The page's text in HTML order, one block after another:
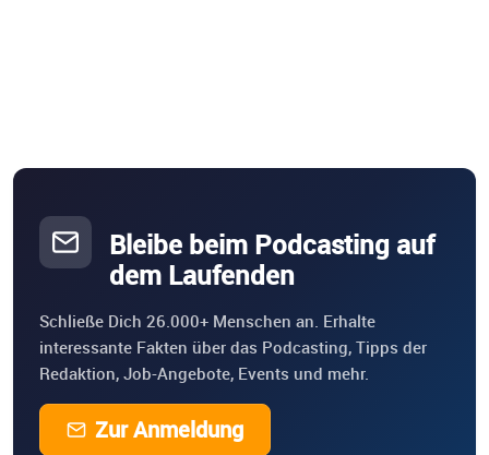
Bleibe beim Podcasting auf
dem Laufenden
Schließe Dich 26.000+ Menschen an. Erhalte
interessante Fakten über das Podcasting, Tipps der
Redaktion, Job-Angebote, Events und mehr.
Zur Anmeldung